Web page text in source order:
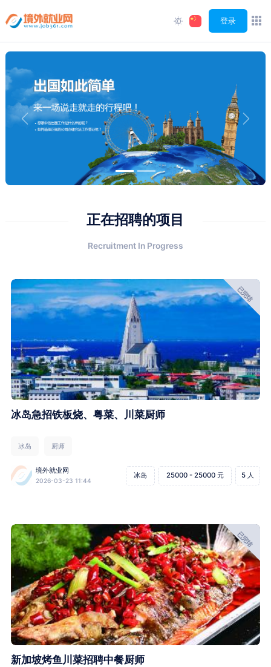
登录
Previous Next
正在招聘的项目
Recruitment In Progress
已完结
冰岛急招铁板烧、粤菜、川菜厨师
冰岛 厨师
境外就业网
2026-03-23 11:44
冰岛 25000 - 25000 元 5 人
已完结
新加坡烤鱼川菜招聘中餐厨师